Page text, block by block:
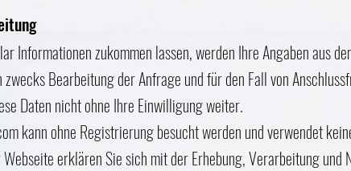
Informationen zukommen lassen, werden Ihre Angaben aus
Bearbeitung der Anfrage und für den Fall von
Daten nicht ohne Ihre Einwilligung weiter.
kann ohne Registrierung besucht werden und verwendet
erklären Sie sich mit der Erhebung, Verarbeitung und